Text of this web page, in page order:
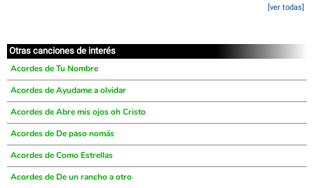
[ver todas]
Otras canciones de interés
Acordes de Tu Nombre
Acordes de Ayudame a olvidar
Acordes de Abre mis ojos oh Cristo
Acordes de De paso nomás
Acordes de Como Estrellas
Acordes de De un rancho a otro